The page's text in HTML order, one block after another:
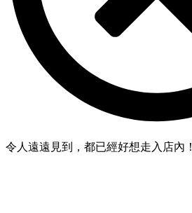
令人遠遠見到，都已經好想走入店內！